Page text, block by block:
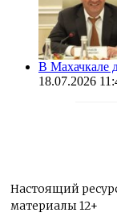
В Махачкале
18.07.2026
Настоящий
материалы 12+